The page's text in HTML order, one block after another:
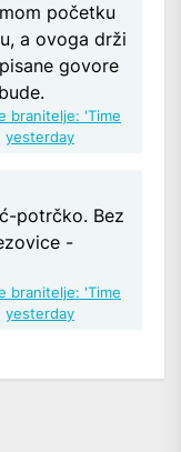
početku
a ovoga drži
govore
branitelje: 'Time
yesterday
potrčko. Bez
-
branitelje: 'Time
yesterday